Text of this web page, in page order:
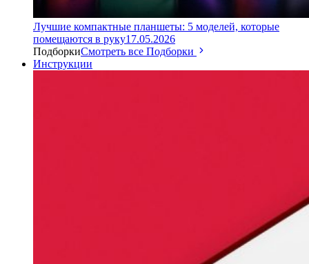
Лучшие компактные планшеты: 5 моделей, которые
помещаются в руку17.05.2026
ПодборкиСмотреть все Подборки
Инструкции